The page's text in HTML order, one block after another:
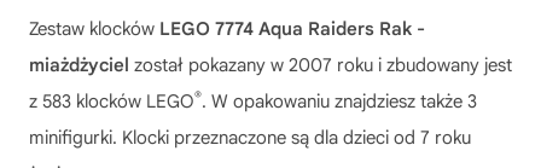
Zestaw klocków LEGO 7774 Aqua Raiders Rak -
miażdżyciel został pokazany w 2007 roku i zbudowany jest
z 583 klocków LEGO®. W opakowaniu znajdziesz także 3
minifigurki. Klocki przeznaczone są dla dzieci od 7 roku